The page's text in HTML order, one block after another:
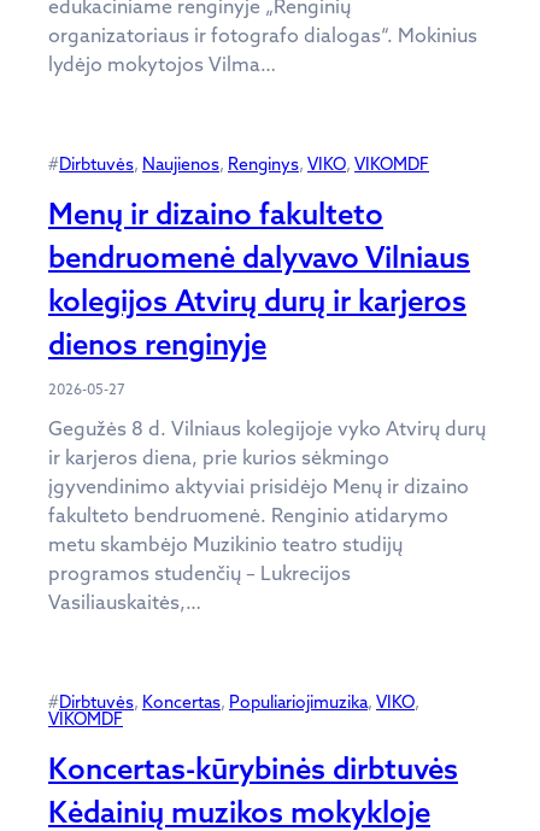
edukaciniame renginyje „Renginių
organizatoriaus ir fotografo dialogas“. Mokinius
lydėjo mokytojos Vilma…
#Dirbtuvės, Naujienos, Renginys, VIKO, VIKOMDF
Menų ir dizaino fakulteto
bendruomenė dalyvavo Vilniaus
kolegijos Atvirų durų ir karjeros
dienos renginyje
2026-05-27
Gegužės 8 d. Vilniaus kolegijoje vyko Atvirų durų
ir karjeros diena, prie kurios sėkmingo
įgyvendinimo aktyviai prisidėjo Menų ir dizaino
fakulteto bendruomenė. Renginio atidarymo
metu skambėjo Muzikinio teatro studijų
programos studenčių – Lukrecijos
Vasiliauskaitės,…
#Dirbtuvės, Koncertas, Populiariojimuzika, VIKO
VIKOMDF
Koncertas-kūrybinės dirbtuvės
Kėdainių muzikos mokykloje